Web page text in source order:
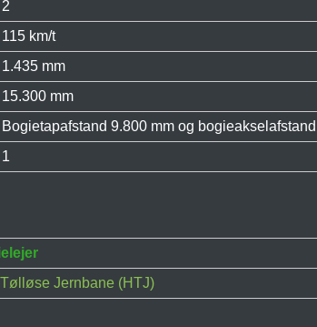
2
115 km/t
1.435 mm
15.300 mm
Bogietapafstand 9.800 mm og
1
Jernbane (HTJ)